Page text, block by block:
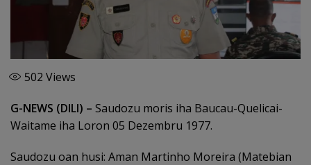
502 Views
G-NEWS (DILI) – Saudozu moris iha Baucau-Quelicai-
Waitame iha Loron 05 Dezembru 1977.
Saudozu oan husi: Aman Martinho Moreira (Matebian